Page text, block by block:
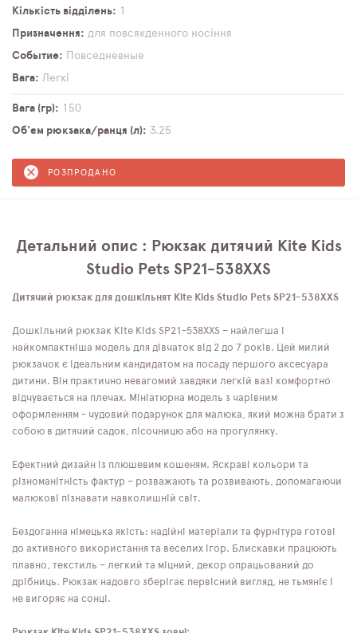
Кількість відділень
1
Призначення
для повсякденного носіння
Событие
Повседневные
Вага
Легкі
Вага (гр)
150
Об'єм рюкзака/ранця (л)
3,25
РОЗПРОДАНО
Детальний опис : Рюкзак дитячий Kite Kids
Studio Pets SP21-538XXS
Дитячий рюкзак для дошкільнят Kite Kids Studio Pets SP21-538XXS
Дошкільний рюкзак Kite Kids SP21-538XXS – найлегша і
найкомпактніша модель для дівчаток від 2 до 7 років. Цей милий
рюкзачок є ідеальним кандидатом на посаду першого аксесуара
дитини. Він практично невагомий завдяки легкій вазі комфортно
відчувається на плечах. Мініатюрна модель з чарівним
оформленням - чудовий подарунок для малюка, який можна брати з
собою в дитячий садок, пісочницю або на прогулянку.
Ефектний дизайн із плюшевим кошеням. Яскраві кольори та
різноманітність фактур – розважають та розвивають, допомагаючи
малюкові пізнавати навколишній світ.
Бездоганна німецька якість: надійні матеріали та фурнітура готові
до активного використання та веселих ігор. Блискавки працюють
плавно, текстиль – легкий та міцний, декор опрацьований до
дрібниць. Рюкзак надовго зберігає первісний вигляд, не тьмяніє і
не вигоряє на сонці.